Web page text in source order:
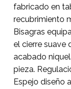
fabricado en
recubrimiento
Bisagras
el cierre suave
acabado
pieza.
Espejo diseño